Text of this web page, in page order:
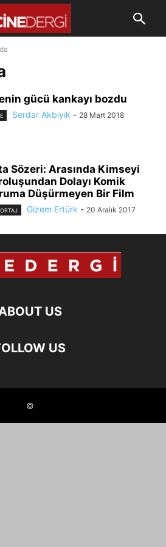
gücü kankayı bozdu
Serdar Akbıyık - 28 Mart 2018
Sözeri: Arasında Kimseyi
Dolayı Komik
Düşürmeyen Bir Film
Gizem Ertürk - 20 Aralık 2017
US
US
©